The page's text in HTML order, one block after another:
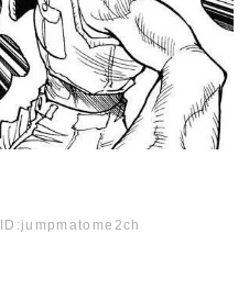
ID:jumpmatome2ch